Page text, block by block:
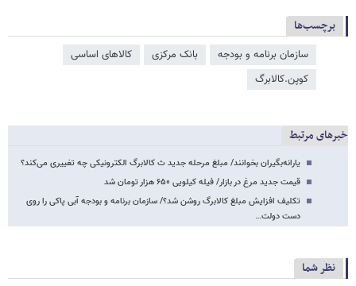
برچسب‌ها
سازمان برنامه و بودجه بانک مرکزی
کالاهای اساسی
کوپن.کالابرگ
خبرهای مرتبط
یارانه‌بگیران بخوانند/ مبلغ مرحله جدید ث کالابرگ الکترونیکی چه تغییری می‌کند؟
قیمت جدید مرغ در بازار/ فیله کیلویی ۶۵۰ هزار تومان شد
تکلیف افزایش مبلغ کالابرگ روشن شد؟/ سازمان برنامه و بودجه آبی پاکی را روی
دست دولت…
نظر شما